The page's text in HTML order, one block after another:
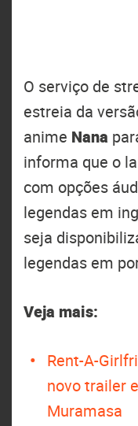
O serviço de
estreia da
anime Nana
informa que o
com opções
legendas em
seja
legendas em
Veja mais:
Rent-A-
novo trailer
Muramasa